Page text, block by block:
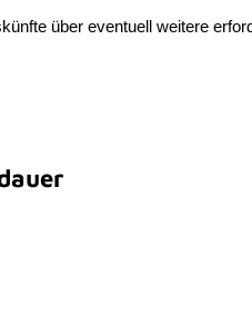
über eventuell weitere